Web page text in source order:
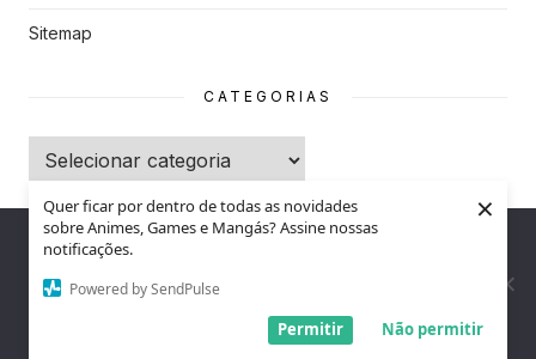
Quer ficar por dentro de todas as novidades
sobre Animes, Games e Mangás? Assine nossas
notificações.
Powered by SendPulse
Não permitir
Permitir
×
Sitemap
CATEGORIAS
Categorias
Recentes
Celulares que deixarão de ser compatíveis
com o WhatsApp a partir de agosto: veja a
Nós utilizamos cookies para garantir que você tenha a melhor
experiência em nosso site. Se você continua a usar este site,
assumimos que você está satisfeito.
Entendi!